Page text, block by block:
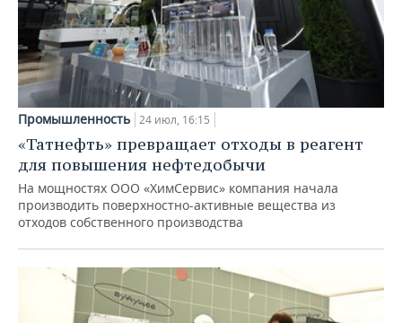
Промышленность 24 июл, 16:15
«Татнефть» превращает отходы в реагент
для повышения нефтедобычи
На мощностях ООО «ХимСервис» компания начала
производить поверхностно-активные вещества из
отходов собственного производства